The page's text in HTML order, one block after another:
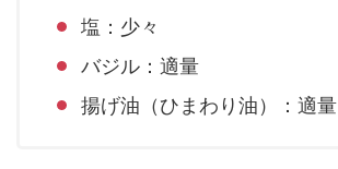
塩：少々
バジル：適量
揚げ油（ひまわり油）：適量